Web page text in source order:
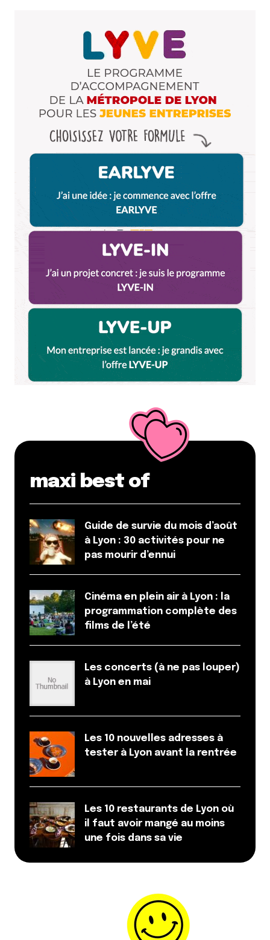
maxi best of
Guide de survie du mois d’août
à Lyon : 30 activités pour ne
pas mourir d’ennui
Cinéma en plein air à Lyon : la
programmation complète des
films de l’été
Les concerts (à ne pas louper)
à Lyon en mai
Les 10 nouvelles adresses à
tester à Lyon avant la rentrée
Les 10 restaurants de Lyon où
il faut avoir mangé au moins
une fois dans sa vie